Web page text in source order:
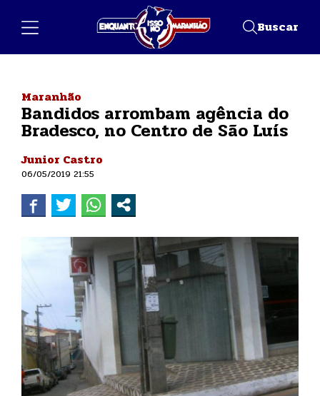
Buscar
Maranhão
Bandidos arrombam agência do
Bradesco, no Centro de São Luís
Junior Castro
06/05/2019 21:55